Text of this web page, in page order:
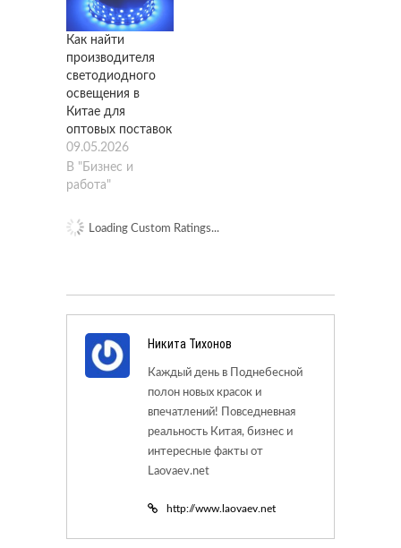
Как найти
производителя
светодиодного
освещения в
Китае для
оптовых поставок
09.05.2026
В "Бизнес и
работа"
Loading Custom Ratings...
Никита Тихонов
Каждый день в Поднебесной
полон новых красок и
впечатлений! Повседневная
реальность Китая, бизнес и
интересные факты от
Laovaev.net
http://www.laovaev.net